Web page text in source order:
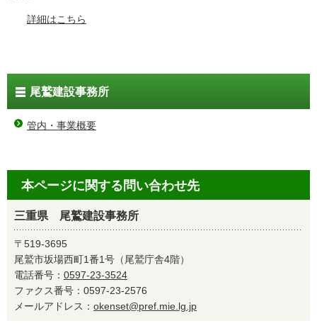
詳細はこちら
尾鷲建設事務所
管内・事業概要
本ページに関する問い合わせ先
三重県 尾鷲建設事務所
〒519-3695
尾鷲市坂場西町1番1号（尾鷲庁舎4階）
電話番号： 0597-23-3524
ファクス番号：0597-23-2576
メールアドレス： okenset@pref.mie.lg.jp